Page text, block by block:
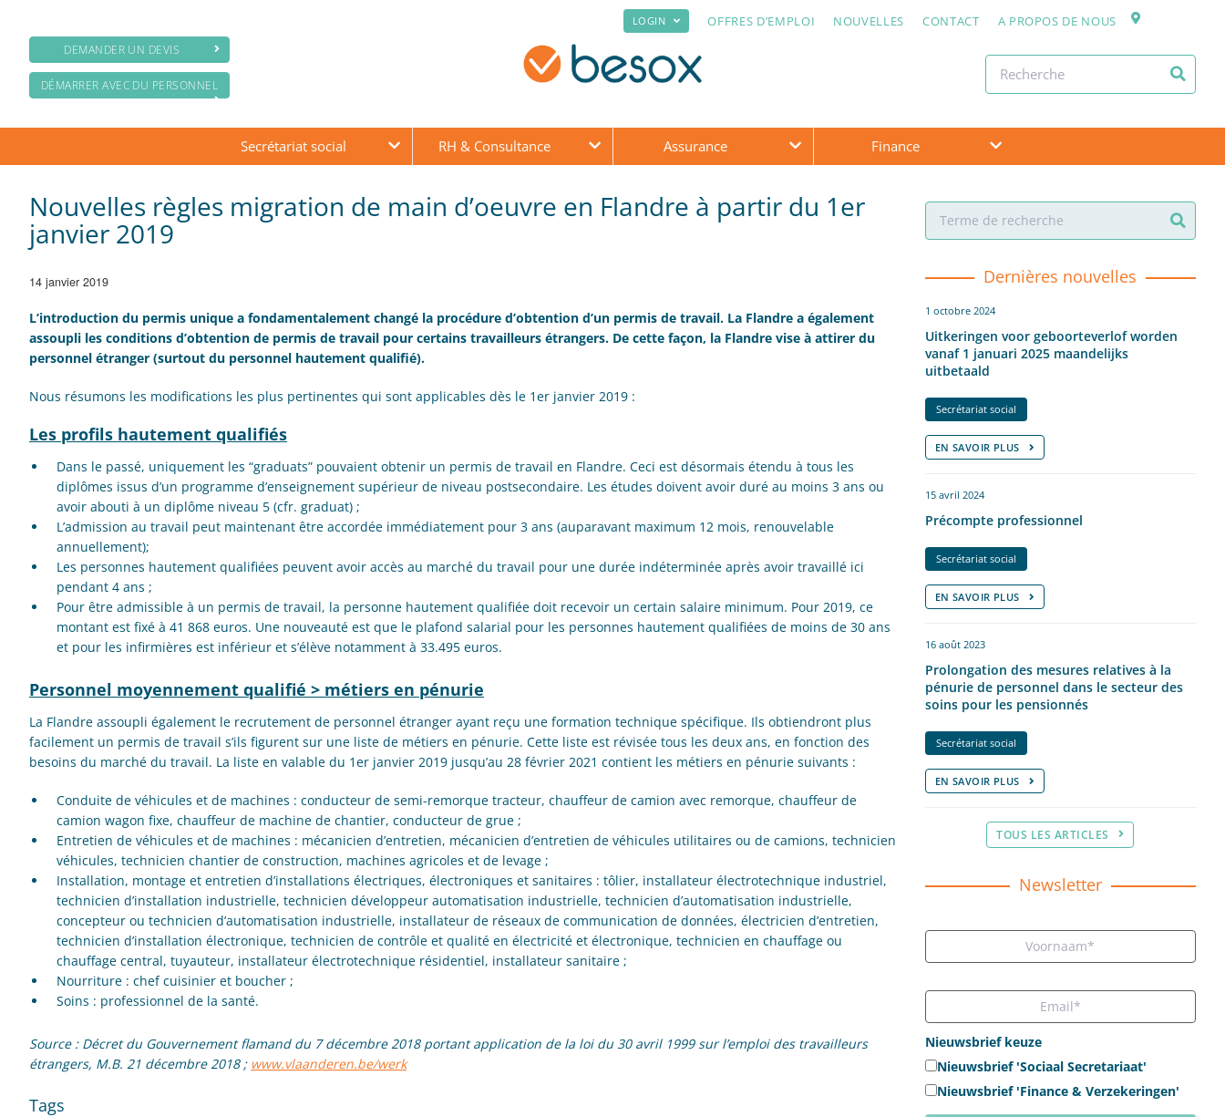
DEMANDER UN DEVIS
DÉMARRER AVEC DU PERSONNEL
LOGIN OFFRES D’EMPLOI NOUVELLES CONTACT A PROPOS DE NOUS
Secrétariat social RH & Consultance Assurance Finance
Nouvelles règles migration de main d’oeuvre en Flandre à partir du 1er
janvier 2019
14 janvier 2019
L’introduction du permis unique a fondamentalement changé la procédure d’obtention d’un permis de travail. La Flandre a également
assoupli les conditions d’obtention de permis de travail pour certains travailleurs étrangers. De cette façon, la Flandre vise à attirer du
personnel étranger (surtout du personnel hautement qualifié).
Nous résumons les modifications les plus pertinentes qui sont applicables dès le 1er janvier 2019 :
Les profils hautement qualifiés
Dans le passé, uniquement les “graduats” pouvaient obtenir un permis de travail en Flandre. Ceci est désormais étendu à tous les
diplômes issus d’un programme d’enseignement supérieur de niveau postsecondaire. Les études doivent avoir duré au moins 3 ans ou
avoir abouti à un diplôme niveau 5 (cfr. graduat) ;
L’admission au travail peut maintenant être accordée immédiatement pour 3 ans (auparavant maximum 12 mois, renouvelable
annuellement);
Les personnes hautement qualifiées peuvent avoir accès au marché du travail pour une durée indéterminée après avoir travaillé ici
pendant 4 ans ;
Pour être admissible à un permis de travail, la personne hautement qualifiée doit recevoir un certain salaire minimum. Pour 2019, ce
montant est fixé à 41 868 euros. Une nouveauté est que le plafond salarial pour les personnes hautement qualifiées de moins de 30 ans
et pour les infirmières est inférieur et s’élève notamment à 33.495 euros.
Personnel moyennement qualifié > métiers en pénurie
La Flandre assoupli également le recrutement de personnel étranger ayant reçu une formation technique spécifique. Ils obtiendront plus
facilement un permis de travail s’ils figurent sur une liste de métiers en pénurie. Cette liste est révisée tous les deux ans, en fonction des
besoins du marché du travail. La liste en valable du 1er janvier 2019 jusqu’au 28 février 2021 contient les métiers en pénurie suivants :
Conduite de véhicules et de machines : conducteur de semi-remorque tracteur, chauffeur de camion avec remorque, chauffeur de
camion wagon fixe, chauffeur de machine de chantier, conducteur de grue ;
Entretien de véhicules et de machines : mécanicien d’entretien, mécanicien d’entretien de véhicules utilitaires ou de camions, technicien
véhicules, technicien chantier de construction, machines agricoles et de levage ;
Installation, montage et entretien d’installations électriques, électroniques et sanitaires : tôlier, installateur électrotechnique industriel,
technicien d’installation industrielle, technicien développeur automatisation industrielle, technicien d’automatisation industrielle,
concepteur ou technicien d’automatisation industrielle, installateur de réseaux de communication de données, électricien d’entretien,
technicien d’installation électronique, technicien de contrôle et qualité en électricité et électronique, technicien en chauffage ou
chauffage central, tuyauteur, installateur électrotechnique résidentiel, installateur sanitaire ;
Nourriture : chef cuisinier et boucher ;
Soins : professionnel de la santé.
Source : Décret du Gouvernement flamand du 7 décembre 2018 portant application de la loi du 30 avril 1999 sur l’emploi des travailleurs
étrangers, M.B. 21 décembre 2018 ; www.vlaanderen.be/werk
Tags
Dernières nouvelles
1 octobre 2024
Uitkeringen voor geboorteverlof worden
vanaf 1 januari 2025 maandelijks
uitbetaald
Secrétariat social
EN SAVOIR PLUS
15 avril 2024
Précompte professionnel
Secrétariat social
EN SAVOIR PLUS
16 août 2023
Prolongation des mesures relatives à la
pénurie de personnel dans le secteur des
soins pour les pensionnés
Secrétariat social
EN SAVOIR PLUS
TOUS LES ARTICLES
Newsletter
Nieuwsbrief keuze
Nieuwsbrief 'Sociaal Secretariaat'
Nieuwsbrief 'Finance & Verzekeringen'